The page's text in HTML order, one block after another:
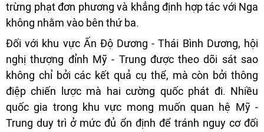
trừng phạt đơn phương và khẳng định hợp tác với Nga
không nhằm vào bên thứ ba.
Đối với khu vực Ấn Độ Dương - Thái Bình Dương, hội
nghị thượng đỉnh Mỹ - Trung được theo dõi sát sao
không chỉ bởi các kết quả cụ thể, mà còn bởi thông
điệp chiến lược mà hai cường quốc phát đi. Nhiều
quốc gia trong khu vực mong muốn quan hệ Mỹ -
Trung duy trì ở mức đủ ổn định để tránh nguy cơ đối